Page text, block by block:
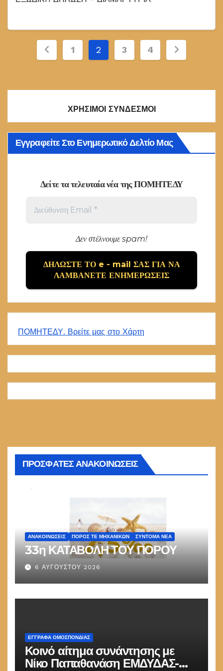
Σελιδοποίηση
1 2 3 4
ΧΡΗΣΙΜΟΙ ΣΥΝΔΕΣΜΟΙ
Εγγραφείτε Στο Ενημερωτικό Δελτίο Μας
Δείτε τα τελευταία νέα της ΠΟΜΗΤΕΔΥ
Δεν στέλνουμε spam!
ΠΟΜΗΤΕΔΥ. Βρείτε μας στο Χάρτη
ΠΡΟΣΦΑΤΕΣ ΑΝΑΚΟΙΝΩΣΕΙΣ
ΑΝΑΚΟΙΝΏΣΕΙΣ ΠΌΡΟΣ ΤΕ ΜΗΧΑΝΙΚΏΝ ΣΎΝΤΟΜΑ ΝΈΑ
33η ΚΑΤΑΒΟΛΗ ΤΟΥ ΠΟΡΟΥ
6 ΑΥΓΟΎΣΤΟΥ 2026
ΕΓΓΡΑΦΑ ΟΜΟΣΠΟΝΔΙΑΣ
Κοινό αίτημα συνάντησης με
Νίκο Παπαθανάση ΕΜΔΥΔΑΣ-